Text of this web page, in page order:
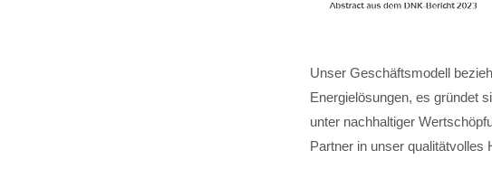
Unser Geschäftsmodell
Energielösungen, es gründet
unter nachhaltiger
Partner in unser qualitätvolles